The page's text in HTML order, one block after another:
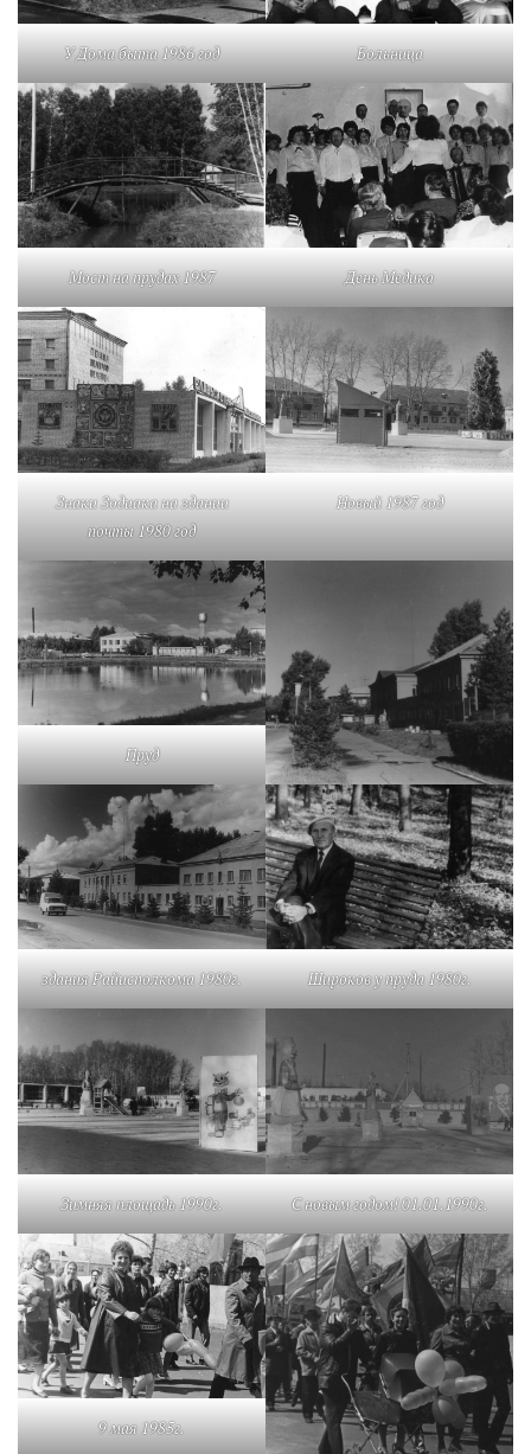
У Дома быта 1986 год Больница
Мост на прудах 1987 День Медика
Знаки Зодиака на здании
почты 1980 год
Новый 1987 год
Пруд
здания Райисполкома 1980г. Широков у пруда 1980г.
Зимняя площадь 1990г. С новым годом! 01.01.1990г.
9 мая 1985г.